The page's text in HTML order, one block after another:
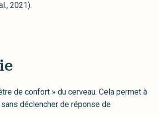
2021).
de confort » du cerveau. Cela permet à
déclencher de réponse de